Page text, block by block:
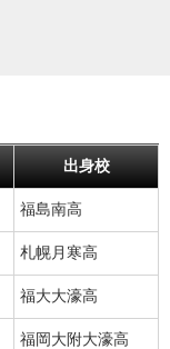
出身校
福島南高
札幌月寒高
福大大濠高
福岡大附大濠高